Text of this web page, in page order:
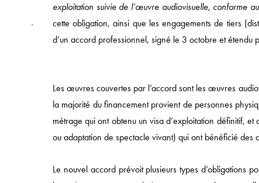
exploitation suivie de l’œuvre audiovisuelle, conforme
cette obligation, ainsi que les engagements de tiers
d’un accord professionnel, signé le 3 octobre et
Les œuvres couvertes par l’accord sont les œuvres
la majorité du financement provient de personnes
métrage qui ont obtenu un visa d’exploitation définitif,
ou adaptation de spectacle vivant) qui ont bénéficié des
Le nouvel accord prévoit plusieurs types d’obligations
Ayant
campagne
publicitaire
nationale
ACCUEIL